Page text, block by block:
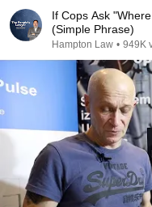
If Cops Ask
(Simple Phrase)
Hampton Law • 949K